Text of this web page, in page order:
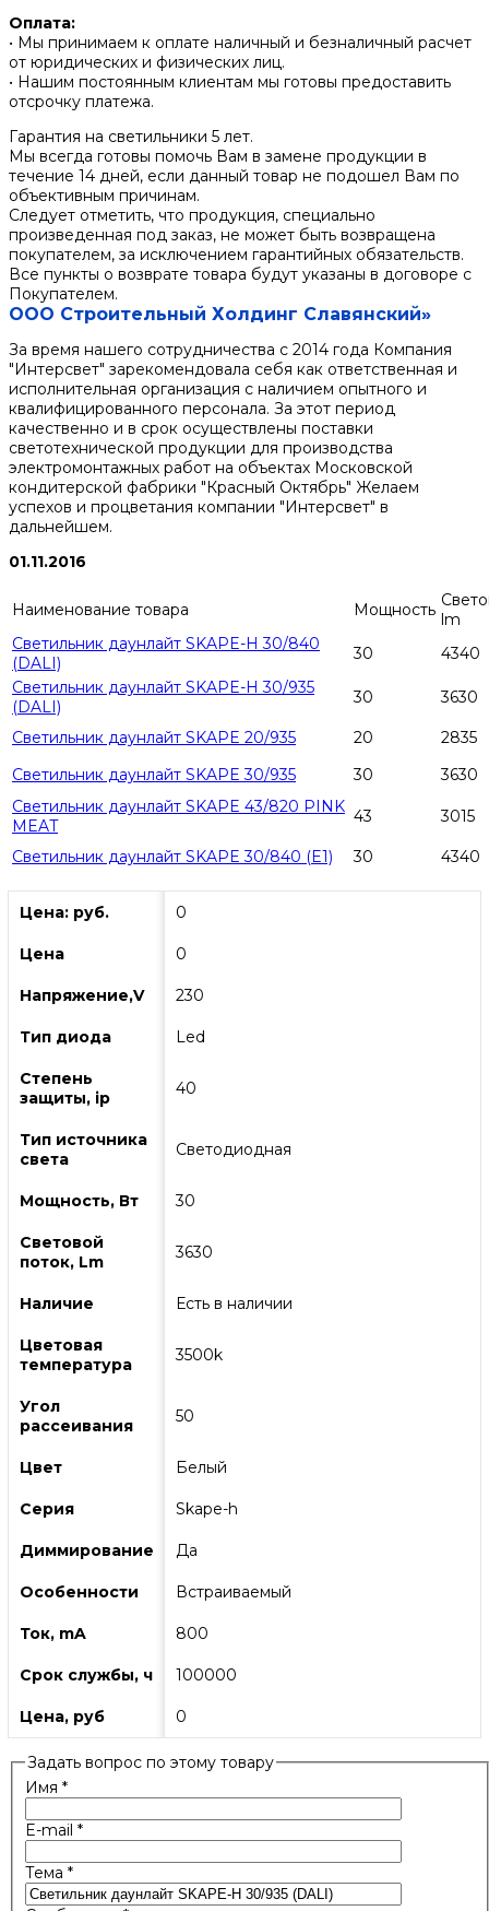
Оплата:
• Мы принимаем к оплате наличный и безналичный расчет
от юридических и физических лиц.
• Нашим постоянным клиентам мы готовы предоставить
отсрочку платежа.
Гарантия на светильники 5 лет.
Мы всегда готовы помочь Вам в замене продукции в
течение 14 дней, если данный товар не подошел Вам по
объективным причинам.
Следует отметить, что продукция, специально
произведенная под заказ, не может быть возвращена
покупателем, за исключением гарантийных обязательств.
Все пункты о возврате товара будут указаны в договоре с
Покупателем.
ООО Строительный Холдинг Славянский»
За время нашего сотрудничества с 2014 года Компания
"Интерсвет" зарекомендовала себя как ответственная и
исполнительная организация с наличием опытного и
квалифицированного персонала. За этот период
качественно и в срок осуществлены поставки
светотехнической продукции для производства
электромонтажных работ на объектах Московской
кондитерской фабрики "Красный Октябрь" Желаем
успехов и процветания компании "Интерсвет" в
дальнейшем.
01.11.2016
Наименование товара Мощность lm
Светильник даунлайт SKAPE-H 30/840
(DALI)
30
4340
Светильник даунлайт SKAPE-H 30/935
(DALI)
30 3630
Светильник даунлайт SKAPE 20/935 20
2835
Светильник даунлайт SKAPE 30/935
30
3630
Светильник даунлайт SKAPE 43/820 PINK
MEAT
43 3015
Светильник даунлайт SKAPE 30/840 (E1) 30 4340
Цена: руб. 0
Цена 0
Напряжение,V 230
Тип диода Led
Степень
защиты, ip
40
Тип источника
света
Светодиодная
Мощность, Вт 30
Световой
поток, Lm
3630
Наличие Есть в наличии
Цветовая
температура
3500k
Угол
рассеивания
50
Цвет Белый
Серия Skape-h
Диммирование Да
Особенности Встраиваемый
Ток, mA 800
Срок службы, ч 100000
Цена, руб 0
Задать вопрос по этому товару
Имя *
E-mail *
Тема *